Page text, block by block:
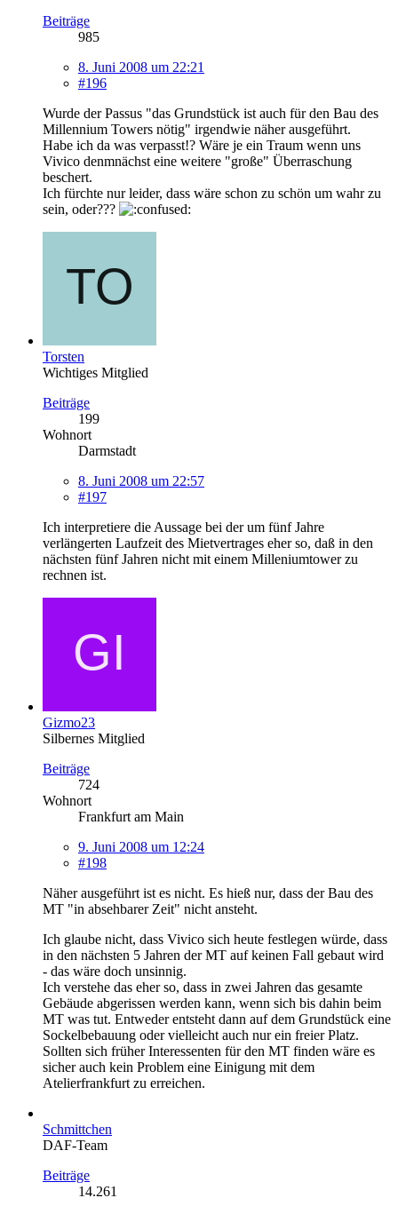
Beiträge
985
8. Juni 2008 um 22:21
#196
Wurde der Passus "das Grundstück ist auch für den Bau des
Millennium Towers nötig" irgendwie näher ausgeführt.
Habe ich da was verpasst!? Wäre je ein Traum wenn uns
Vivico denmnächst eine weitere "große" Überraschung
beschert.
Ich fürchte nur leider, dass wäre schon zu schön um wahr zu
sein, oder???
Torsten
Wichtiges Mitglied
Beiträge
199
Wohnort
Darmstadt
8. Juni 2008 um 22:57
#197
Ich interpretiere die Aussage bei der um fünf Jahre
verlängerten Laufzeit des Mietvertrages eher so, daß in den
nächsten fünf Jahren nicht mit einem Milleniumtower zu
rechnen ist.
Gizmo23
Silbernes Mitglied
Beiträge
724
Wohnort
Frankfurt am Main
9. Juni 2008 um 12:24
#198
Näher ausgeführt ist es nicht. Es hieß nur, dass der Bau des
MT "in absehbarer Zeit" nicht ansteht.
Ich glaube nicht, dass Vivico sich heute festlegen würde, dass
in den nächsten 5 Jahren der MT auf keinen Fall gebaut wird
- das wäre doch unsinnig.
Ich verstehe das eher so, dass in zwei Jahren das gesamte
Gebäude abgerissen werden kann, wenn sich bis dahin beim
MT was tut. Entweder entsteht dann auf dem Grundstück eine
Sockelbebauung oder vielleicht auch nur ein freier Platz.
Sollten sich früher Interessenten für den MT finden wäre es
sicher auch kein Problem eine Einigung mit dem
Atelierfrankfurt zu erreichen.
Schmittchen
DAF-Team
Beiträge
14.261